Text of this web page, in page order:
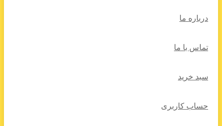
درباره ما
تماس با ما
سبد خرید
حساب کاربری